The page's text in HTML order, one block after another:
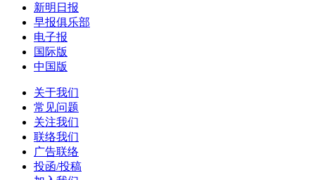
新明日报
早报俱乐部
电子报
国际版
中国版
关于我们
常见问题
关注我们
联络我们
广告联络
投函/投稿